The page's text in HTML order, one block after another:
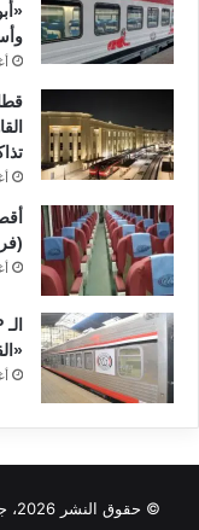
© حقوق النشر 2026، جميع الحقوق محفوظة |